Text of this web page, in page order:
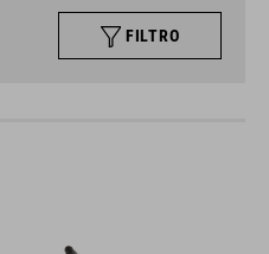
FILTRO